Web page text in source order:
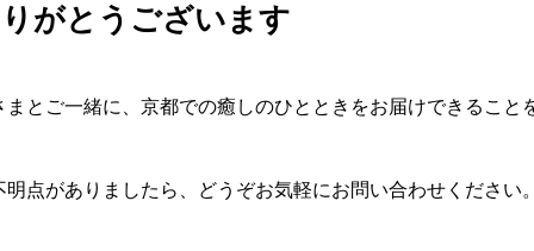
がとうございます
まとご一緒に、京都での癒しのひとときをお届けできること
明点がありましたら、どうぞお気軽にお問い合わせください